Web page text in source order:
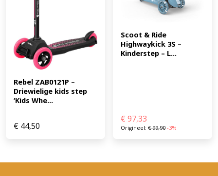
Rebel ZAB0121P –
Driewielige kids step
‘Kids Whe...
€ 44,50
Scoot & Ride
Highwaykick 3S –
Kinderstep – L...
€ 97,33
Origineel: €99,90 -3%